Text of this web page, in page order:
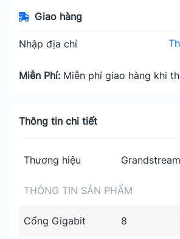
Giao hàng
Nhập địa chỉ
Miễn Phí: Miễn phí giao hàng khi
Thông tin chi tiết
Thương hiệu Grandstream
THÔNG TIN SẢN PHẨM
Cổng Gigabit 8